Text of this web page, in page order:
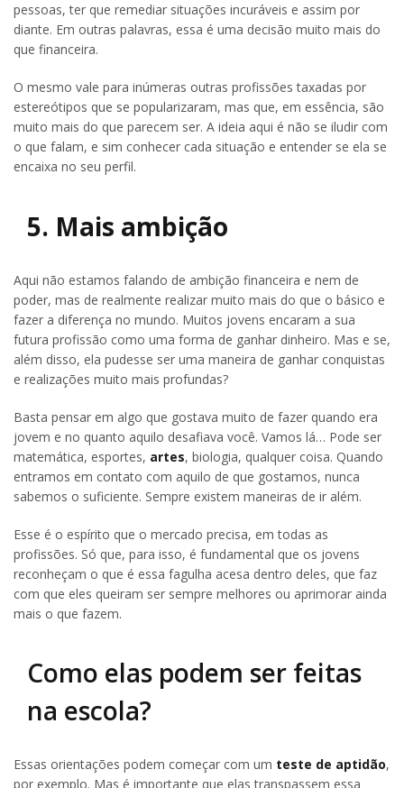
pessoas, ter que remediar situações incuráveis e assim por
diante. Em outras palavras, essa é uma decisão muito mais do
que financeira.
O mesmo vale para inúmeras outras profissões taxadas por
estereótipos que se popularizaram, mas que, em essência, são
muito mais do que parecem ser. A ideia aqui é não se iludir com
o que falam, e sim conhecer cada situação e entender se ela se
encaixa no seu perfil.
5. Mais ambição
Aqui não estamos falando de ambição financeira e nem de
poder, mas de realmente realizar muito mais do que o básico e
fazer a diferença no mundo. Muitos jovens encaram a sua
futura profissão como uma forma de ganhar dinheiro. Mas e se,
além disso, ela pudesse ser uma maneira de ganhar conquistas
e realizações muito mais profundas?
Basta pensar em algo que gostava muito de fazer quando era
jovem e no quanto aquilo desafiava você. Vamos lá… Pode ser
matemática, esportes, artes, biologia, qualquer coisa. Quando
entramos em contato com aquilo de que gostamos, nunca
sabemos o suficiente. Sempre existem maneiras de ir além.
Esse é o espírito que o mercado precisa, em todas as
profissões. Só que, para isso, é fundamental que os jovens
reconheçam o que é essa fagulha acesa dentro deles, que faz
com que eles queiram ser sempre melhores ou aprimorar ainda
mais o que fazem.
Como elas podem ser feitas
na escola?
Essas orientações podem começar com um teste de aptidão,
por exemplo. Mas é importante que elas transpassem essa